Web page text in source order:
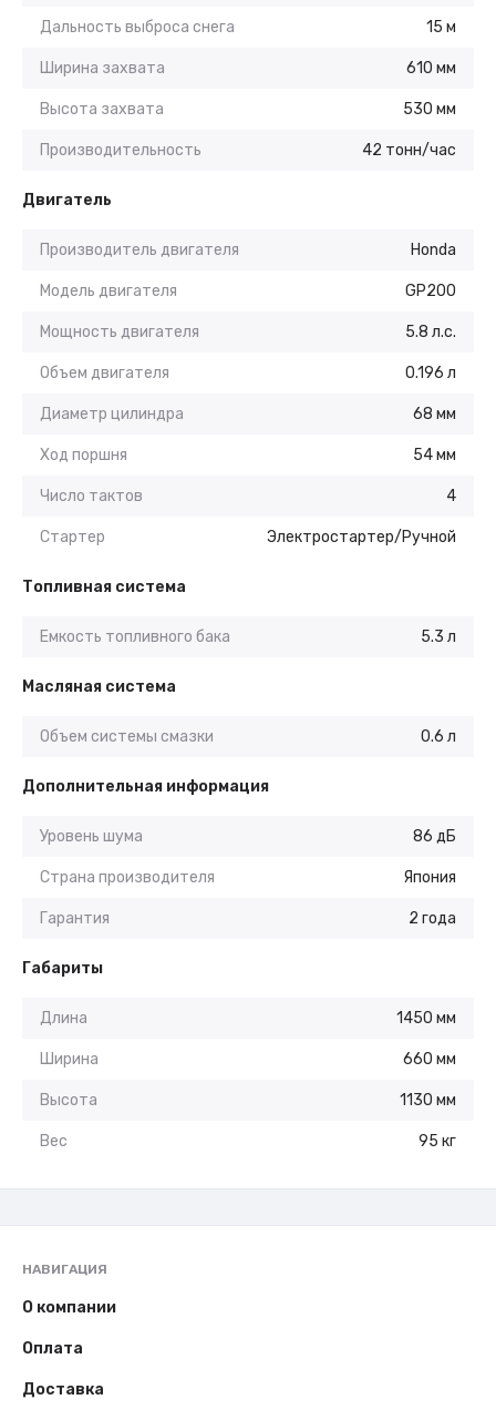
Дальность выброса снега 15 м
Ширина захвата 610 мм
Высота захвата 530 мм
Производительность 42 тонн/час
Двигатель
Производитель двигателя Honda
Модель двигателя GP200
Мощность двигателя 5.8 л.с.
Объем двигателя 0.196 л
Диаметр цилиндра 68 мм
Ход поршня 54 мм
Число тактов 4
Стартер Электростартер/Ручной
Топливная система
Емкость топливного бака 5.3 л
Масляная система
Объем системы смазки 0.6 л
Дополнительная информация
Уровень шума 86 дБ
Страна производителя Япония
Гарантия 2 года
Габариты
Длина 1450 мм
Ширина 660 мм
Высота 1130 мм
Вес 95 кг
НАВИГАЦИЯ
О компании
Оплата
Доставка